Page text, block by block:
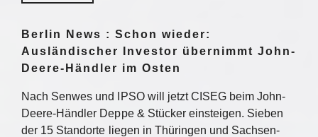
Berlin News : Schon wieder:
Ausländischer Investor übernimmt John-
Deere-Händler im Osten
Nach Senwes und IPSO will jetzt CISEG beim John-
Deere-Händler Deppe & Stücker einsteigen. Sieben
der 15 Standorte liegen in Thüringen und Sachsen-